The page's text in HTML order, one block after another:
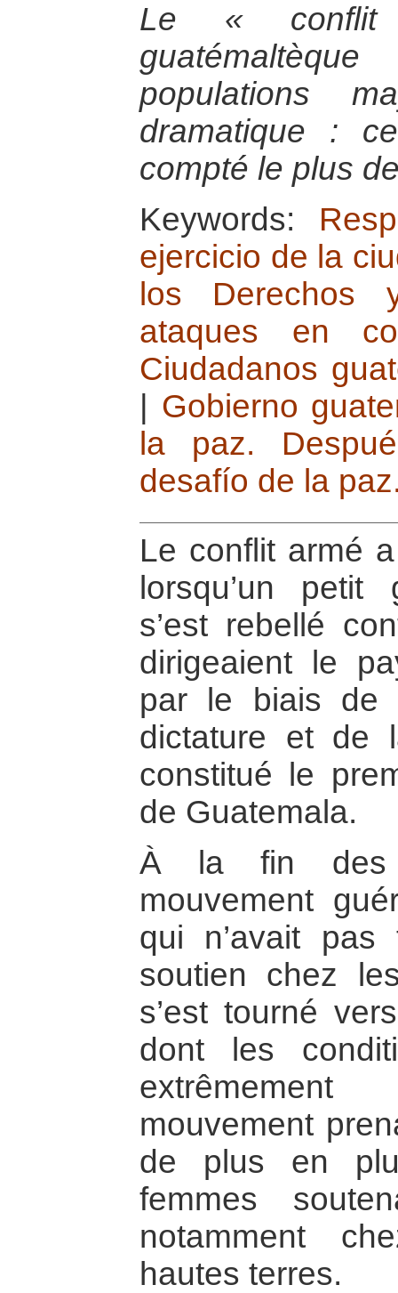
Le « conflit
populations
dramatique :
compté le plus
Keywords:
ejercicio de la
los Derechos
ataques en
Ciudadanos
Gobierno
la paz.
desafío de la
Le conflit armé
lorsqu’un
s’est rebellé
dirigeaient le
par le biais de
dictature et de
constitué le
de Guatemala.
À la fin des
mouvement
qui n’avait pas
soutien chez
s’est tourné
dont les
mouvement
de plus en
femmes
notamment
hautes terres.